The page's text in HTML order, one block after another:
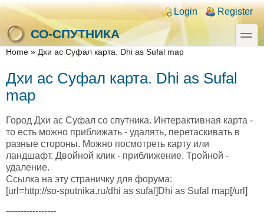
Skip to main content
Skip to search
Login links
Login Register
СО-СПУТНИКА
toggle
You are here
Home » Дхи ас Суфал карта. Dhi as Sufal map
Дхи ас Суфал карта. Dhi as Sufal
map
Город Дхи ас Суфал со спутника. Интерактивная карта -
то есть можно приближать - удалять, перетаскивать в
разные стороны. Можно посмотреть карту или
ландшафт. Двойной клик - приближение. Тройной -
удаление.
Ссылка на эту страничку для форума:
[url=http://so-sputnika.ru/dhi as sufal]Dhi as Sufal map[/url]
-----------------